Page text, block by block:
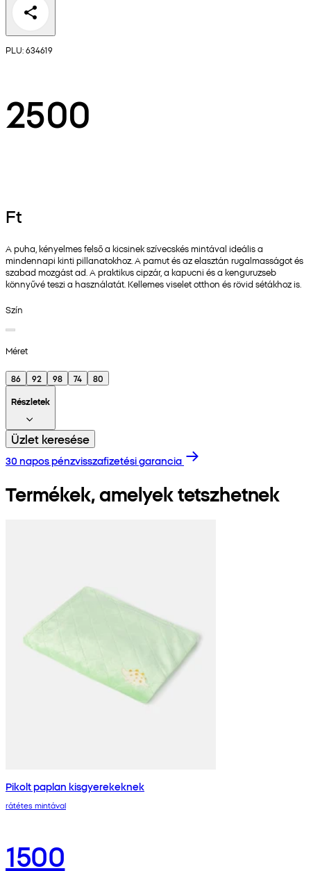
PLU: 634619
2500
Ft
A puha, kényelmes felső a kicsinek szívecskés mintával ideális a
mindennapi kinti pillanatokhoz. A pamut és az elasztán rugalmasságot és
szabad mozgást ad. A praktikus cipzár, a kapucni és a kenguruzseb
könnyűvé teszi a használatát. Kellemes viselet otthon és rövid sétákhoz is.
Szín
Méret
86 92 98 74
80
Részletek
Üzlet keresése
30 napos pénzvisszafizetési garancia
Termékek, amelyek tetszhetnek
Pikolt paplan kisgyerekeknek
rátétes mintával
1500